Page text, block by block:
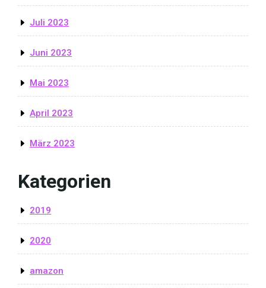
Juli 2023
Juni 2023
Mai 2023
April 2023
März 2023
Kategorien
2019
2020
amazon